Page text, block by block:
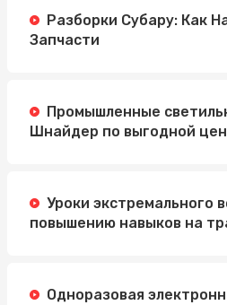
Разборки Субару: Как
Запчасти
Промышленные
Шнайдер по выгодной
Уроки экстремального
повышению навыков на
Одноразовая